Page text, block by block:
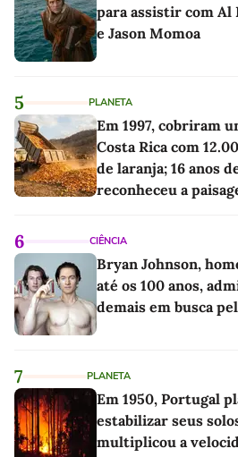
para assistir com Al
e Jason Momoa
5 PLANETA
Em 1997, cobriram
Costa Rica com
de laranja; 16 anos
reconheceu a
6 CIÊNCIA
Bryan Johnson,
até os 100 anos,
demais em busca
7 PLANETA
Em 1950, Portugal
estabilizar seus
multiplicou a